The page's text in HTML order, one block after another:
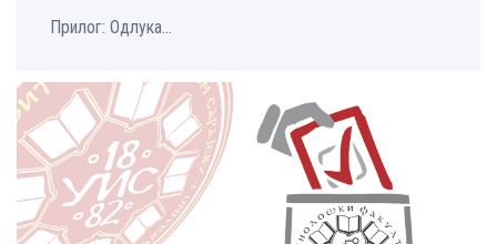
Прилог: Одлука...